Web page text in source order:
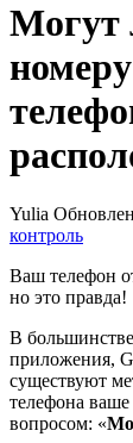
Могут
Yulia
контроль
Ваш телефон
но это правда!
В
приложения,
существуют
телефона
вопросом: «